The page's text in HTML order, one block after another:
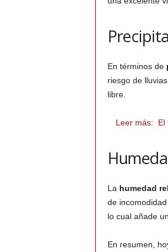
En términos de
riesgo de
libre.
Leer más: El
La humedad
de
lo cual añade
En resumen,